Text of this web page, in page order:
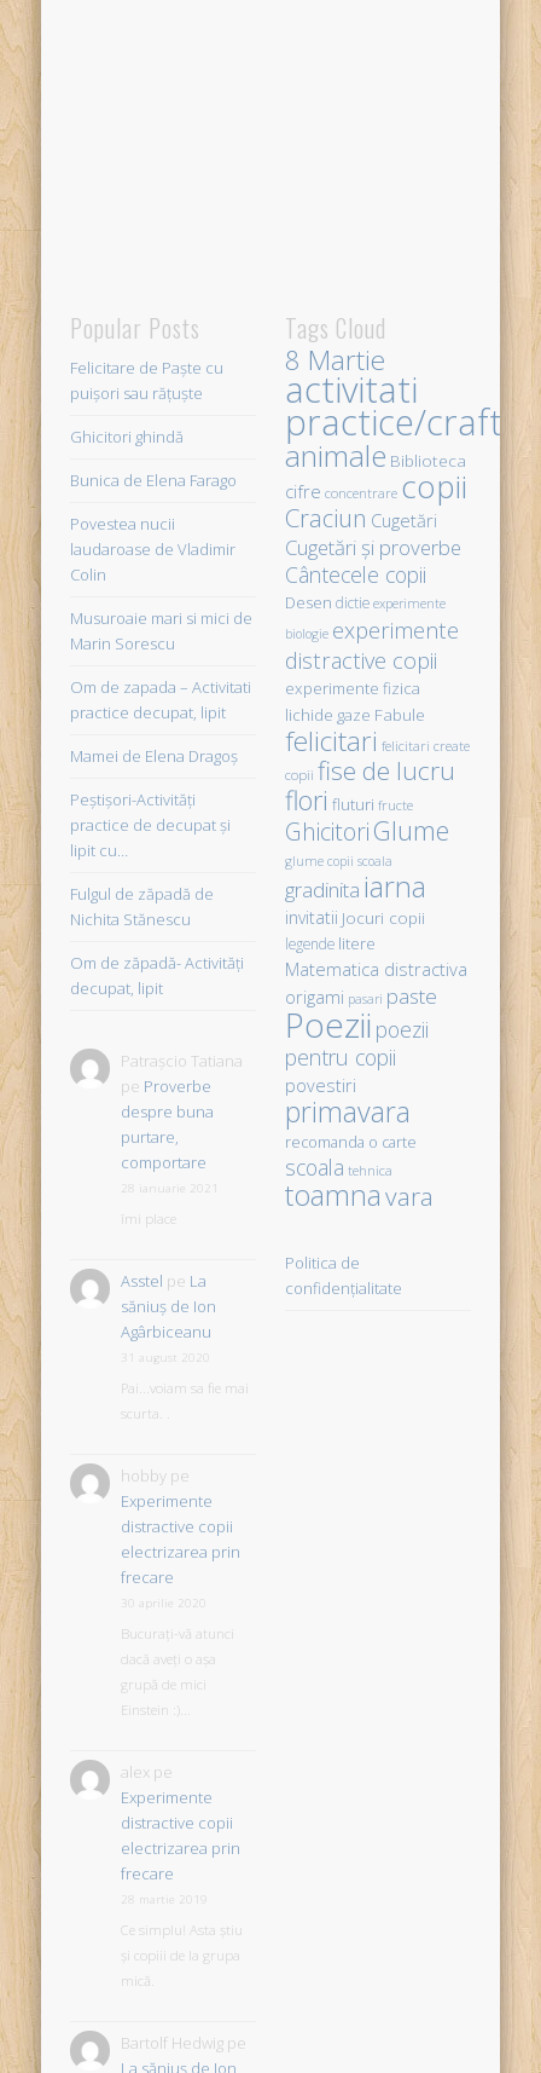
Popular Posts
Felicitare de Paște cu
puișori sau rățuște
Ghicitori ghindă
Bunica de Elena Farago
Povestea nucii
laudaroase de Vladimir
Colin
Musuroaie mari si mici de
Marin Sorescu
Om de zapada – Activitati
practice decupat, lipit
Mamei de Elena Dragoş
Peştişori-Activităţi
practice de decupat şi
lipit cu…
Fulgul de zăpadă de
Nichita Stănescu
Om de zăpadă- Activităţi
decupat, lipit
Patrașcio Tatiana
pe Proverbe
despre buna
purtare,
comportare
28 ianuarie 2021
îmi place
Asstel pe La
săniuş de Ion
Agârbiceanu
31 august 2020
Pai...voiam sa fie mai
scurta. .
hobby pe
Experimente
distractive copii
electrizarea prin
frecare
30 aprilie 2020
Bucurați-vă atunci
dacă aveți o așa
grupă de mici
Einstein :)...
alex pe
Experimente
distractive copii
electrizarea prin
frecare
28 martie 2019
Ce simplu! Asta știu
și copiii de la grupa
mică.
Bartolf Hedwig pe
La săniuş de Ion
Tags Cloud
8 Martie
activitati
practice/crafts
animale Biblioteca
cifre concentrare copii
Craciun Cugetări
Cugetări şi proverbe
Cântecele copii
Desen dictie experimente
biologie experimente
distractive copii
experimente fizica
lichide gaze Fabule
felicitari felicitari create
copii fise de lucru
flori fluturi fructe
GhicitoriGlume
glume copii scoala
gradinita iarna
invitatii Jocuri copii
legende litere
Matematica distractiva
origami pasari paste
Poezii poezii
pentru copii
povestiri
primavara
recomanda o carte
scoala tehnica
toamnavara
Politica de
confidențialitate